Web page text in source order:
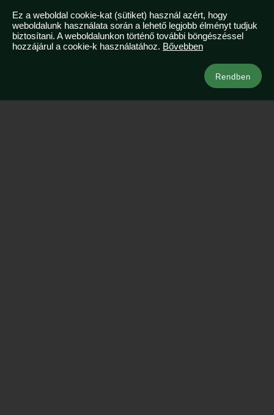
Tudtad, hogy Malajziában egész évben nyár van?
2026-03-07
+36 1 211 0910
Ez a weboldal cookie-kat (sütiket) használ azért, hogy
weboldalunk használata során a lehető legjobb élményt tudjuk
biztosítani. A weboldalunkon történő további böngészéssel
hozzájárul a cookie-k használatához. Bővebben
Rendben